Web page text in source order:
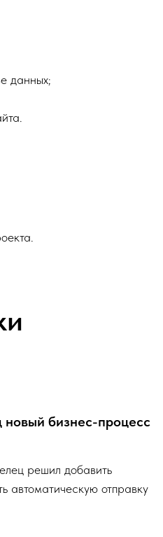
данных;
новый бизнес-процесс
решил добавить
автоматическую отправку